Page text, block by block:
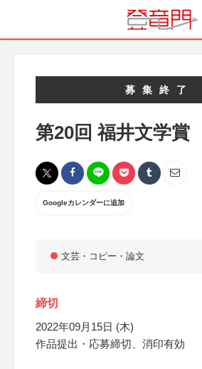
募集終了
第20回 福井文学賞
Googleカレンダーに追加
文芸・コピー・論文
締切
2022年09月15日 (木)
作品提出・応募締切、消印有効